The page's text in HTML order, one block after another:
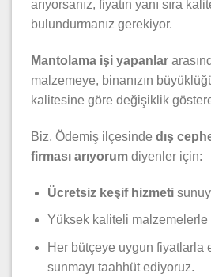
arıyorsanız, fiyatın yanı sıra
bulundurmanız gerekiyor.
Mantolama işi yapanlar
malzemeye, binanızın
kalitesine göre değişiklik
Biz, Ödemiş ilçesinde dış
firması arıyorum diyenler için:
Ücretsiz keşif hizmeti
Yüksek kaliteli malzemelerle
Her bütçeye uygun fiyatlarla
sunmayı taahhüt ediyoruz.